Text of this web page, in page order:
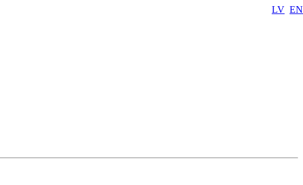
LV EN